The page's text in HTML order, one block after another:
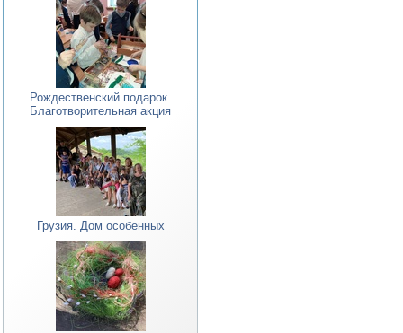
Рождественский подарок.
Благотворительная акция
Грузия. Дом особенных